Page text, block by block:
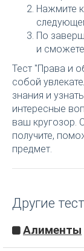
Нажмите
По
и
Тест "Права и
собой
знания и
интересные
ваш кругозор.
получите,
предмет.
Другие
Алименты